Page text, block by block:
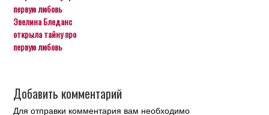
Эвелина Бледанс
открыла тайну про
первую любовь
Добавить комментарий
Для отправки комментария вам необходимо